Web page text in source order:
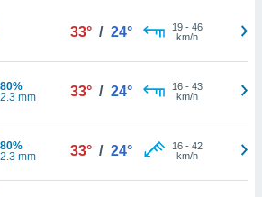
33° / 24° 19- 46
km/h
80%
2.3 mm
33° / 24° 16- 43
km/h
80%
2.3 mm
33° / 24° 16- 42
km/h